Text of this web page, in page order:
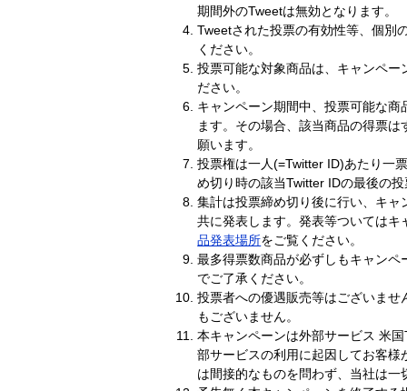
期間外のTweetは無効となります。
Tweetされた投票の有効性等、個別
ください。
投票可能な対象商品は、キャンペー
ださい。
キャンペーン期間中、投票可能な
ます。その場合、該当商品の得票
願います。
投票権は一人(=Twitter ID)あたり一
め切り時の該当Twitter IDの最後の
集計は投票締め切り後に行い、キ
共に発表します。発表等ついてはキ
品発表場所をご覧ください。
最多得票数商品が必ずしもキャン
でご了承ください。
投票者への優遇販売等はございま
もございません。
本キャンペーンは外部サービス 米
部サービスの利用に起因してお客
は間接的なものを問わず、当社は